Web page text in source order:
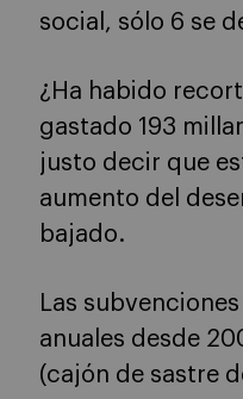
social, sólo 6 se
¿Ha habido
gastado 193
justo decir que
aumento del
bajado.
Las
anuales desde
(cajón de sastre